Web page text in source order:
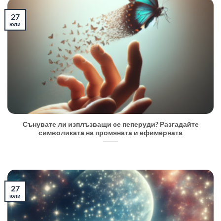
Сънувате ли изплъзващи се пеперуди? Разгадайте
символиката на промяната и ефимерната
27
юли
27
юли